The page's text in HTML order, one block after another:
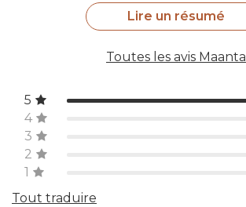
Lire un résumé
Toutes les avis Maanta
5
4
3
2
1
Tout traduire